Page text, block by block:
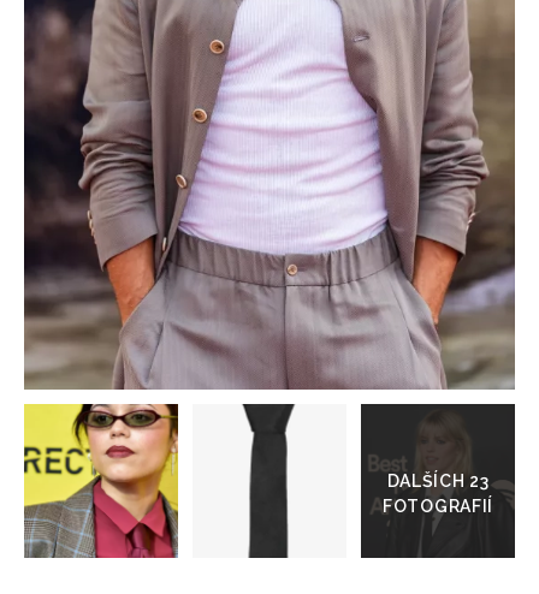
HOME
do
galerie